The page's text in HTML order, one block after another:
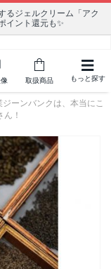
るジェルクリーム「アク
イント還元も✨
取扱商品 もっと探す
ジーンバンクは、本当にこ
！